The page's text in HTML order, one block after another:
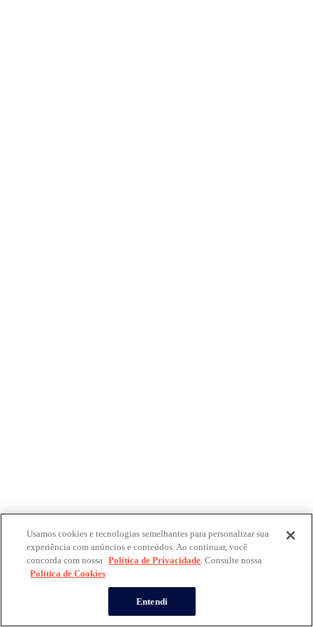
Usamos cookies e tecnologias semelhantes para personalizar sua
experiência com anúncios e conteúdos. Ao continuar, você
concorda com nossa Política de Privacidade. Consulte nossa
Política de Cookies
Entendi